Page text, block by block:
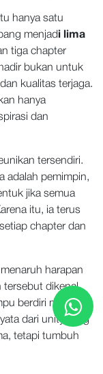
hanya satu
menjadi lima
tiga chapter
bukan untuk
kualitas terjaga.
hanya
dan
tersendiri.
adalah pemimpin,
jika semua
itu, ia terus
chapter dan
harapan
tersebut dikenal
berdiri mandiri.
dari unity yang
tetapi tumbuh